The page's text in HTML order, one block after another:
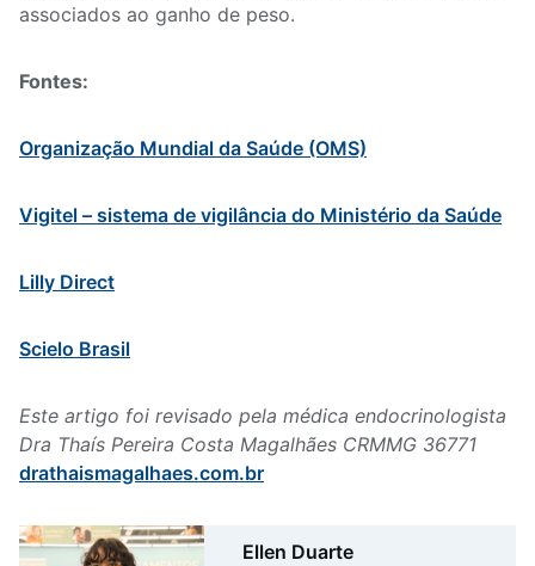
associados ao ganho de peso.
Fontes:
Organização Mundial da Saúde (OMS)
Vigitel – sistema de vigilância do Ministério da Saúde
Lilly Direct
Scielo Brasil
Este artigo foi revisado pela médica endocrinologista
Dra Thaís Pereira Costa Magalhães CRMMG 36771
drathaismagalhaes.com.br
Ellen Duarte